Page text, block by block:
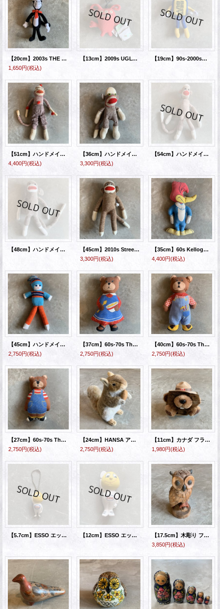
【20cm】2003s THE CAT IN THE HAT キャットインザハット ドール ぬいぐるみ■ビンテージ オールド アメリカ雑貨 人形 ドクタースース
1,650円(税込)
【13cm】2009s UGLYDOLL アグリードール ぬいぐるみ■アメリカ雑貨 モンスター 人形 キーホルダー仕様 両面 【19cm】90s-2000s「BEST BUY」 家電量販店 マスコットドール ぬいぐるみ■アメリカ雑貨 企業 アドバタイジング コレクション
【51cm】ハンドメイド ソックモンキー ドール ぬいぐるみ■ビンテージ アンティーク アメリカ雑貨 靴下 動物 アニマル サル No.5
4,400円(税込)
【36cm】ハンドメイド ソックモンキー ドール ぬいぐるみ■ビンテージ アンティーク アメリカ雑貨 靴下 動物 アニマル サル No.4
3,300円(税込)
【54cm】ハンドメイド ソックモンキー ドール ぬいぐるみ■ビンテージ アンティーク アメリカ雑貨 靴下 動物 アニマル サル No.3
【48cm】ハンドメイド ソックモンキー ドール ぬいぐるみ■ビンテージ アンティーク アメリカ雑貨 靴下 動物 アニマル サル No.2
【45cm】2010s Street Players ソックモンキー ドール ぬいぐるみ■アメリカ雑貨 靴下 ニット 動物 サル No.1
3,300円(税込)
【35cm】60s Kellogg's ウッディ・ウッドペッカー ピロードール ぬいぐるみ■ビンテージ アンティーク ケロッグ アドバタイジング 企業
4,400円(税込)
【45cm】ハンドメイド ドール 手編み ぬいぐるみ■ビンテージ アメリカ雑貨 ニット メリヤス編み 人形
2,750円(税込)
【37cm】60s-70s The Three Bears 3匹のクマ ピロードール ぬいぐるみ 母■ビンテージ アンティーク ファブリックパネル ハンドメイド
2,750円(税込)
【40cm】60s-70s The Three Bears 3匹のクマ ピロードール ぬいぐるみ 父■ビンテージ アンティーク ファブリックパネル ハンドメイド
2,750円(税込)
【27cm】60s-70s The Three Bears 3匹のクマ ピロードール ぬいぐるみ 子供■ビンテージ アンティーク ファブリックパネル ハンドメイド
2,750円(税込)
【24cm】HANSA アカリス 25 BH3745 ドール ぬいぐるみ■ビンテージ アンティーク アニマル 動物 2010表記
2,750円(税込)
【11cm】カナダ フラップジャック・ジュニア巡査伍長 ビーバー ドール ぬいぐるみ■ビンテージ アンティーク アニマル 動物
1,980円(税込)
【5.7cm】ESSO エッソボーイ キーホルダー 人形■ビンテージ オールド インテリア アメリカ雑貨 フィギュア 【12cm】ESSO エッソボーイ スクイーズドール 人形■ビンテージ オールド インテリア アメリカ雑貨 フィギュア
【17.5cm】木彫り フクロウ 置き物■ビンテージ アンティーク レトロ インテリア アメリカ雑貨 木製 ウッド オブジェ ドール 木彫
3,850円(税込)